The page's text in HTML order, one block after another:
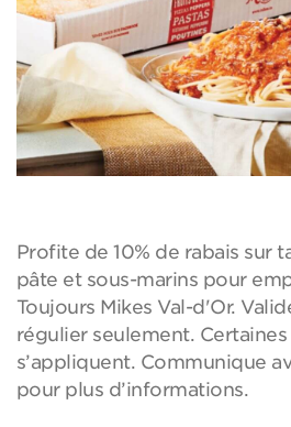
Profite de 10% de rabais sur
pâte et sous-marins pour
Toujours Mikes Val-d'Or.
régulier seulement.
s’appliquent. Communique
pour plus d’informations.